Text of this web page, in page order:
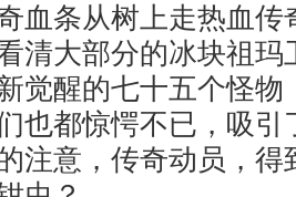
血条从树上走热血传
清大部分的冰块祖玛
觉醒的七十五个怪物
也都惊愕不已，吸引
注意，传奇动员，得